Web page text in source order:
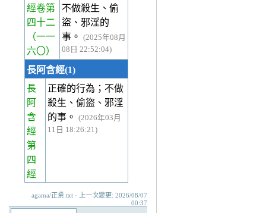
經卷第
四十二
（一一
六〇）
不做殺生、偷
盜、邪淫的
事。
(2025年08月
08日 22:52:04)
長阿含經(1)
長
阿
含
經
第
四
經
正確的行為；不做
殺生、偷盜、邪淫
的事。
(2026年03月
11日 18:26:21)
agama/正業.txt · 上一次變更: 2026/08/07
00:37